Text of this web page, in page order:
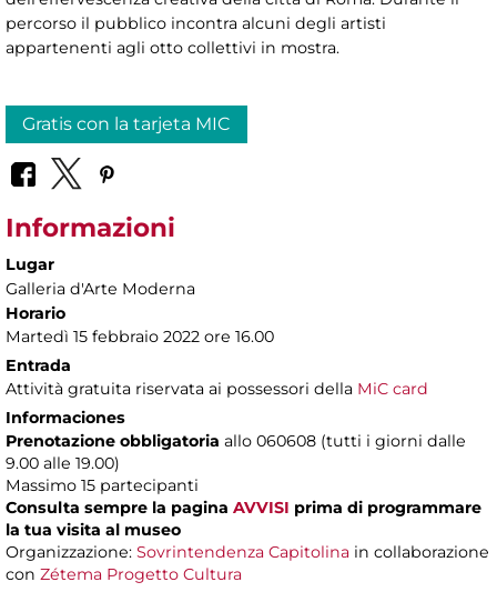
percorso il pubblico incontra alcuni degli artisti
appartenenti agli otto collettivi in mostra.
Gratis con la tarjeta MIC
Informazioni
Lugar
Galleria d'Arte Moderna
Horario
Martedì 15 febbraio 2022 ore 16.00
Entrada
Attività gratuita riservata ai possessori della MiC card
Informaciones
Prenotazione obbligatoria allo 060608 (tutti i giorni dalle
9.00 alle 19.00)
Massimo 15 partecipanti
Consulta sempre la pagina AVVISI prima di programmare
la tua visita al museo
Organizzazione: Sovrintendenza Capitolina in collaborazione
con Zétema Progetto Cultura